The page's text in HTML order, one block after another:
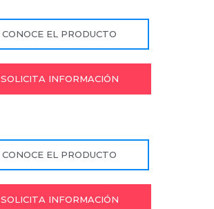
CONOCE EL PRODUCTO
SOLICITA INFORMACIÓN
CONOCE EL PRODUCTO
SOLICITA INFORMACIÓN